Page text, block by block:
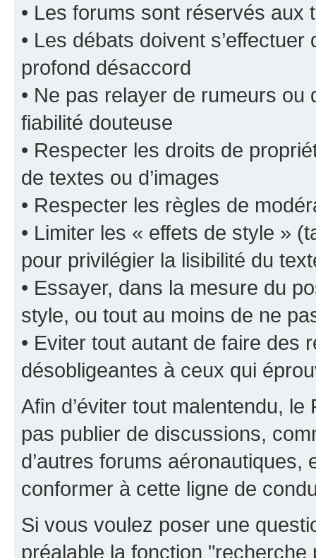
• Les forums sont réservés aux
• Les débats doivent
profond désaccord
• Ne pas relayer de rumeurs ou
fiabilité douteuse
• Respecter les droits de
de textes ou d’images
• Respecter les règles de
• Limiter les « effets de style »
pour privilégier la lisibilité du
• Essayer, dans la mesure du
style, ou tout au moins de ne
• Eviter tout autant de faire des
désobligeantes à ceux qui
Afin d’éviter tout malentendu,
pas publier de discussions,
d’autres forums
conformer à cette ligne de
Si vous voulez poser une
préalable la fonction